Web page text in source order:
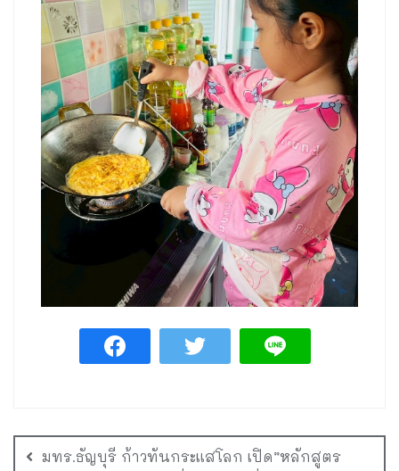
มทร.ธัญบุรี ก้าวทันกระแสโลก เปิด”หลักสูตร